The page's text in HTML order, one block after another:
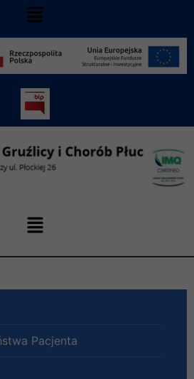
Pacjenta